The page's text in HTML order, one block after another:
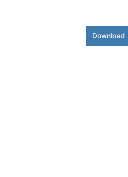
Download